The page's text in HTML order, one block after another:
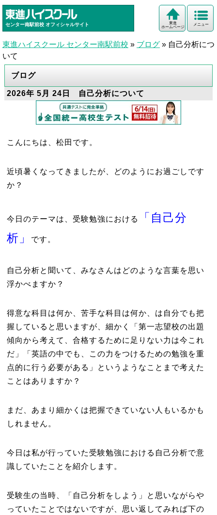
センター南駅前校 オフィシャルサイト メニュー
東進
ホームページ
東進ハイスクール センター南駅前校 » ブログ » 自己分析につ
いて
ブログ
2026年 5月 24日 自己分析について
こんにちは、松田です。
近頃暑くなってきましたが、どのようにお過ごしです
か？
今日のテーマは、受験勉強における
「自己分
析」
です。
自己分析と聞いて、みなさんはどのような言葉を思い
浮かべますか？
得意な科目は何か、苦手な科目は何か、は自分でも把
握していると思いますが、細かく「第一志望校の出題
傾向から考えて、合格するために足りない力は今これ
だ」「英語の中でも、この力をつけるための勉強を重
点的に行う必要がある」というようなことまで考えた
ことはありますか？
まだ、あまり細かくは把握できていない人もいるかも
しれません。
今日は私が行っていた受験勉強における自己分析で意
識していたことを紹介します。
受験生の当時、「自己分析をしよう」と思いながらや
っていたことではないですが、思い返してみれば下の